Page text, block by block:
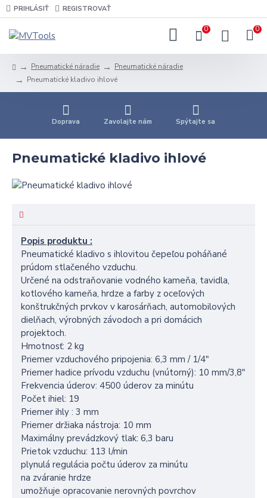
PRIHLÁSIŤ REGISTROVAŤ
0 0
Pneumatické náradie
Pneumatické náradie
Pneumatické kladivo ihlové
Doprava Zavolajte nám Spýtajte sa
Pneumatické kladivo ihlové
Popis produktu :
Pneumatické kladivo s ihlovitou čepeľou poháňané
prúdom stlačeného vzduchu.
Určené na odstraňovanie vodného kameňa, tavidla,
kotlového kameňa, hrdze a farby z oceľových
konštrukčných prvkov v karosárňach, automobilových
dielňach, výrobných závodoch a pri domácich
projektoch.
Hmotnosť: 2 kg
Priemer vzduchového pripojenia: 6,3 mm / 1/4"
Priemer hadice prívodu vzduchu (vnútorný): 10 mm/3,8"
Frekvencia úderov: 4500 úderov za minútu
Počet ihiel: 19
Priemer ihly : 3 mm
Priemer držiaka nástroja: 10 mm
Maximálny prevádzkový tlak: 6,3 baru
Prietok vzduchu: 113 l/min
plynulá regulácia počtu úderov za minútu
na zváranie hrdze
umožňuje opracovanie nerovných povrchov